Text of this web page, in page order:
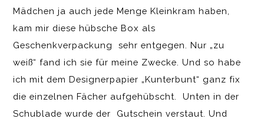
Mädchen ja auch jede Menge Kleinkram haben,
kam mir diese hübsche Box als
Geschenkverpackung sehr entgegen. Nur „zu
weiß“ fand ich sie für meine Zwecke. Und so habe
ich mit dem Designerpapier „Kunterbunt“ ganz fix
die einzelnen Fächer aufgehübscht. Unten in der
Schublade wurde der Gutschein verstaut. Und